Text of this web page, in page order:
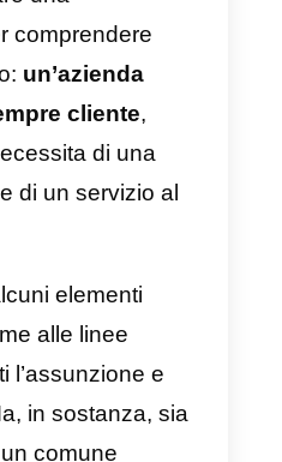
a stabilire alcuni
seguire riguardanti
B2B
fare una
per comprendere
un’azienda
sempre cliente